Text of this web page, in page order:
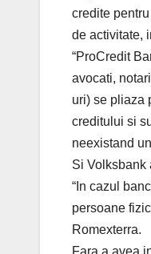
credite
de activitate,
“ProCredit
avocati,
uri) se pliaza
creditului si
neexistand
Si Volksbank
“In cazul
persoane
Romexterra.
Fara a avea